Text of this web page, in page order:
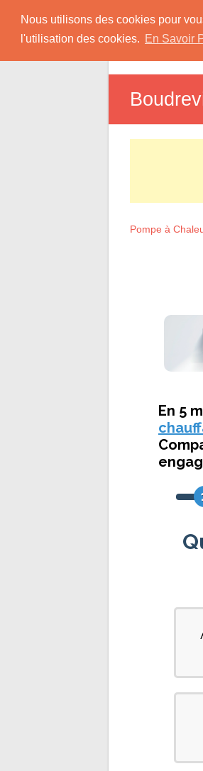
Nous utilisons des cookies pour
l'utilisation des cookies. En Savoir
contentInformations
Pompe à